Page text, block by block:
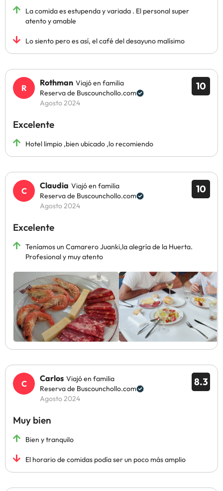
La comida es estupenda y variada . El personal super
atento y amable
Lo siento pero es así, el café del desayuno malísimo
10
Rothman Viajó en familia
Reserva de Buscounchollo.com
Agosto 2024
Excelente
Hotel limpio ,bien ubicado ,lo recomiendo
10
Claudia Viajó en familia
Reserva de Buscounchollo.com
Agosto 2024
Excelente
Teníamos un Camarero Juanki,la alegría de la Huerta.
Profesional y muy atento
8.3
Carlos Viajó en familia
Reserva de Buscounchollo.com
Agosto 2024
Muy bien
Bien y tranquilo
El horario de comidas podía ser un poco más amplio